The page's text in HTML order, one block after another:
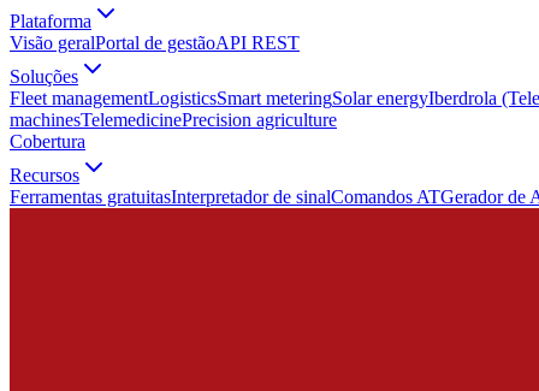
Plataforma
Visão geralPortal de gestãoAPI REST
Soluções
Fleet managementLogisticsSmart meteringSolar energyIberdrola
machinesTelemedicinePrecision agriculture
Cobertura
Recursos
Ferramentas gratuitasInterpretador de sinalComandos ATGerador de